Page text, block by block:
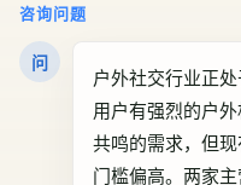
咨询问题
问
户外社交行业正
用户有强烈的户
共鸣的需求，但
门槛偏高。两家